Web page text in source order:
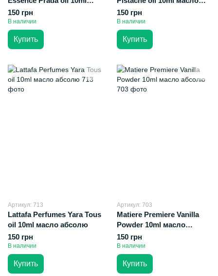
масло абсолю
150 грн
В наличии
Купить
абсолю
150 грн
В наличии
Купить
Артикул: 713
Lattafa Perfumes Yara Tous
oil 10ml масло абсолю
150 грн
В наличии
Купить
Артикул: 703
Matiere Premiere Vanilla
Powder 10ml масло
абсолю
150 грн
В наличии
Купить